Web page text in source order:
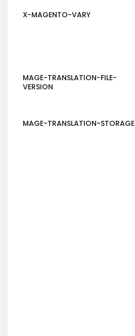
X-MAGENTO-VARY
MAGE-TRANSLATION-FILE-
VERSION
MAGE-TRANSLATION-STORAGE